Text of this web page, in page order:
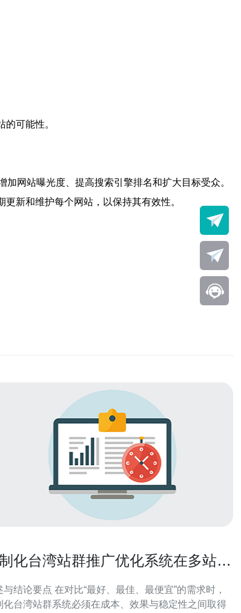
可能性。
网站曝光度、提高搜索引擎排名和扩大目标受众。
新和维护每个网站，以保持其有效性。
化台湾站群推广优化系统在多站点
与结论要点 在对比“最好、最佳、最便宜”的需求时，
化台湾站群系统必须在成本、效果与稳定性之间取得